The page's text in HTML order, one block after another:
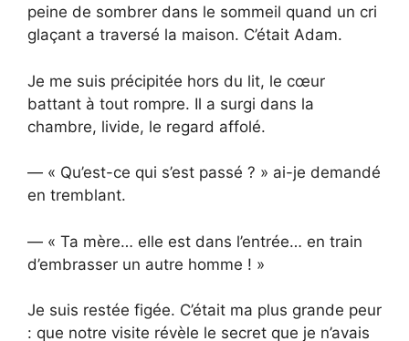
peine de sombrer dans le sommeil quand un cri
glaçant a traversé la maison. C’était Adam.
Je me suis précipitée hors du lit, le cœur
battant à tout rompre. Il a surgi dans la
chambre, livide, le regard affolé.
— « Qu’est-ce qui s’est passé ? » ai-je demandé
en tremblant.
— « Ta mère… elle est dans l’entrée… en train
d’embrasser un autre homme ! »
Je suis restée figée. C’était ma plus grande peur
: que notre visite révèle le secret que je n’avais